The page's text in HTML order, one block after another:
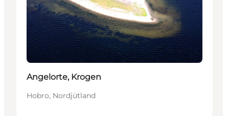
Angelorte, Krogen
Hobro, Nordjütland